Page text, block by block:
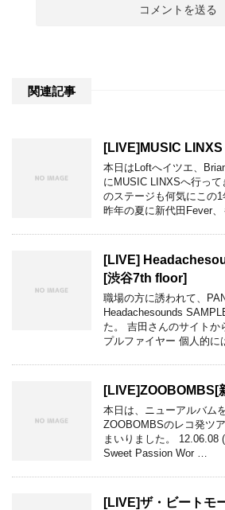
関連記事
[LIVE]MUSIC
本日はLoftへイツエ、
にMUSIC LINXSへ行っ
のステージも何気にこの
昨年の夏に新代田Fever、
[LIVE]
[渋谷7th floor]
職場の方に誘われて、
Headachesounds
た。 吉田さんのサイトか
プルファイヤー 個人的に
[LIVE]ZOOBOMBS[
本日は、ニューアルバム
ZOOBOMBSのレコ発ツ
まいりました。 12.06.08
Sweet Passion Wor …
[LIVE]ザ・ビートモ